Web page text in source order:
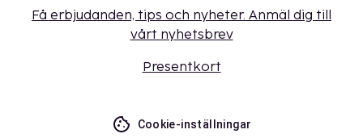
Få erbjudanden, tips och nyheter. Anmäl dig till
vårt nyhetsbrev
Presentkort
Cookie-inställningar